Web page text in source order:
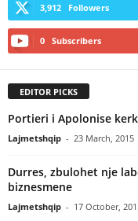
3,912 Followers
0 Subscribers
EDITOR PICKS
Portieri i Apolonise
Lajmetshqip - 23 March, 2015
Durres, zbulohet nje
biznesmene
Lajmetshqip - 17 October,